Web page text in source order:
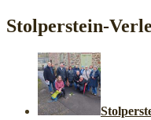
Stolperstein-